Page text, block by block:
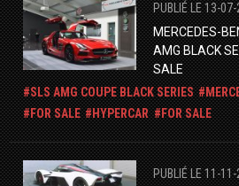
PUBLIÉ LE 13-
MERCEDES-
AMG BLACK
SALE
SLS AMG COUPE BLACK SERIES
FOR SALE
HYPERCAR FOR SALE
PUBLIÉ LE 11-